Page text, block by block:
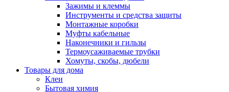
Зажимы и клеммы
Инструменты и средства защиты
Монтажные коробки
Муфты кабельные
Наконечники и гильзы
Термоусаживаемые трубки
Хомуты, скобы, дюбели
Товары для дома
Клеи
Бытовая химия